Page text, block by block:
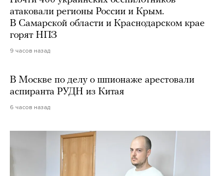
атаковали регионы России и Крым.
В Самарской области и Краснодарском крае
горят НПЗ
9 часов назад
В Москве по делу о шпионаже арестовали
аспиранта РУДН из Китая
6 часов назад